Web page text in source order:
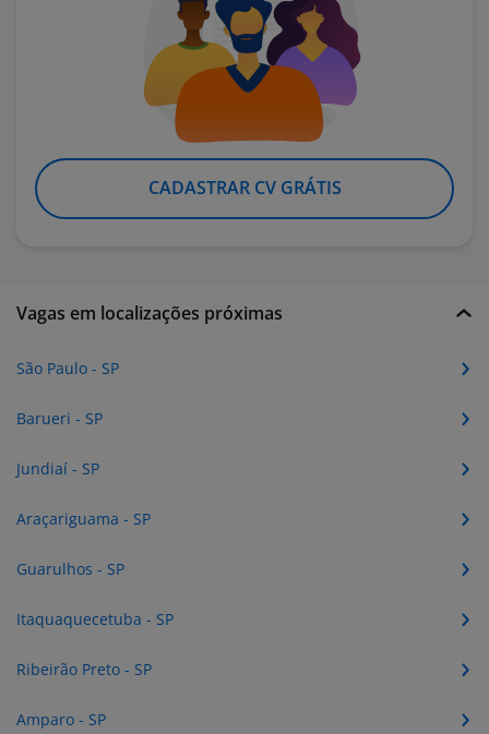
CADASTRAR CV GRÁTIS
Vagas em localizações próximas
São Paulo - SP
Barueri - SP
Jundiaí - SP
Araçariguama - SP
Guarulhos - SP
Itaquaquecetuba - SP
Ribeirão Preto - SP
Amparo - SP